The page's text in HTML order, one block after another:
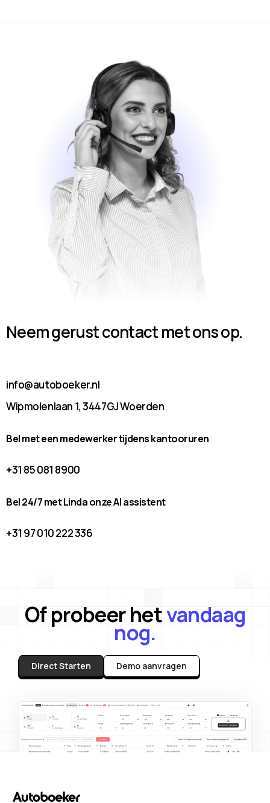
Neem gerust contact met ons op.
info@autoboeker.nl
Wipmolenlaan 1, 3447GJ Woerden
Bel met een medewerker tijdens kantooruren
+31 85 081 8900
Bel 24/7 met Linda onze AI assistent
+31 97 010 222 336
Of probeer hetvandaag
nog.
Direct Starten Demo aanvragen